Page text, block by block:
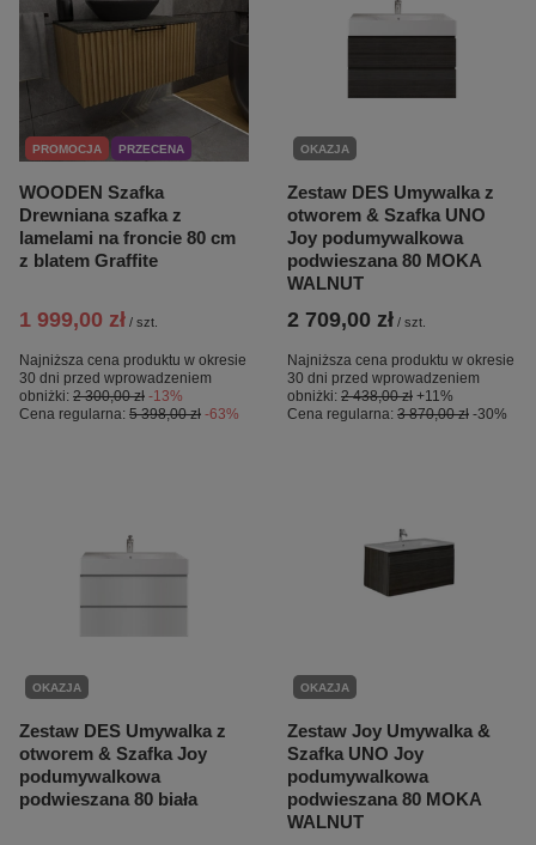
PROMOCJA PRZECENA
WOODEN Szafka
Drewniana szafka z
lamelami na froncie 80 cm
z blatem Graffite
1 999,00 zł / szt.
Najniższa cena produktu w okresie
30 dni przed wprowadzeniem
obniżki: 2 300,00 zł -13%
Cena regularna: 5 398,00 zł -63%
OKAZJA
Zestaw DES Umywalka z
otworem & Szafka UNO
Joy podumywalkowa
podwieszana 80 MOKA
WALNUT
2 709,00 zł / szt.
Najniższa cena produktu w okresie
30 dni przed wprowadzeniem
obniżki: 2 438,00 zł +11%
Cena regularna: 3 870,00 zł -30%
OKAZJA
Zestaw DES Umywalka z
otworem & Szafka Joy
podumywalkowa
podwieszana 80 biała
OKAZJA
Zestaw Joy Umywalka &
Szafka UNO Joy
podumywalkowa
podwieszana 80 MOKA
WALNUT